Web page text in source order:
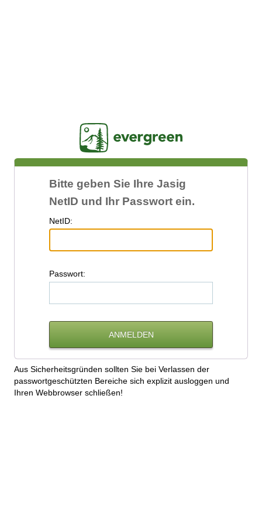
Bitte geben Sie Ihre Jasig
NetID und Ihr Passwort ein.
NetID:
Passwort:
Aus Sicherheitsgründen sollten Sie bei Verlassen der
passwortgeschützten Bereiche sich explizit ausloggen und
Ihren Webbrowser schließen!